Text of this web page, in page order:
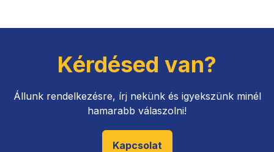
Kérdésed van?
Állunk rendelkezésre, írj nekünk és igyekszünk minél
hamarabb válaszolni!
Kapcsolat